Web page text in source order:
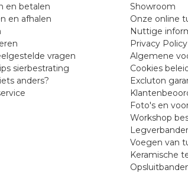
en betalen
en afhalen
vragen
sierbestrating
anders?
Showroom
Onze online
Nuttige
Privacy Policy
Algemene
Cookies
Excluton
Foto's en
Workshop
Voegen van
Keramische